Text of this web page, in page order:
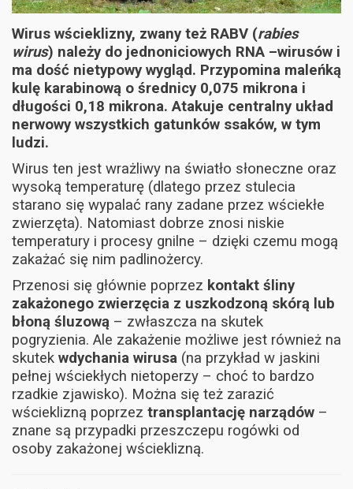
Wirus wścieklizny, zwany też RABV (rabies
wirus) należy do jednoniciowych RNA –wirusów i
ma dość nietypowy wygląd. Przypomina maleńką
kulę karabinową o średnicy 0,075 mikrona i
długości 0,18 mikrona. Atakuje centralny układ
nerwowy wszystkich gatunków ssaków, w tym
ludzi.
Wirus ten jest wrażliwy na światło słoneczne oraz
wysoką temperaturę (dlatego przez stulecia
starano się wypalać rany zadane przez wściekłe
zwierzęta). Natomiast dobrze znosi niskie
temperatury i procesy gnilne – dzięki czemu mogą
zakażać się nim padlinożercy.
Przenosi się głównie poprzez kontakt śliny
zakażonego zwierzęcia z uszkodzoną skórą lub
błoną śluzową – zwłaszcza na skutek
pogryzienia. Ale zakażenie możliwe jest również na
skutek wdychania wirusa (na przykład w jaskini
pełnej wściekłych nietoperzy – choć to bardzo
rzadkie zjawisko). Można się też zarazić
wścieklizną poprzez transplantację narządów –
znane są przypadki przeszczepu rogówki od
osoby zakażonej wścieklizną.